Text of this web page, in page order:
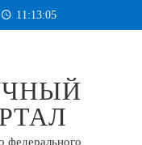
11:13:05
федерального